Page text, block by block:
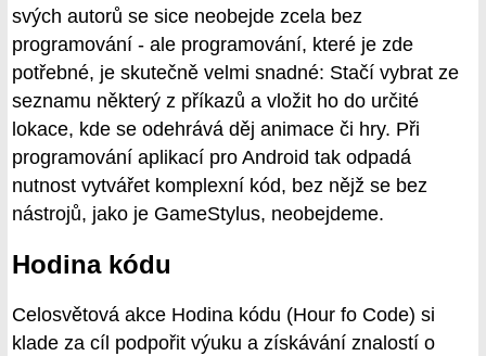
svých autorů se sice neobejde zcela bez
programování - ale programování, které je zde
potřebné, je skutečně velmi snadné: Stačí vybrat ze
seznamu některý z příkazů a vložit ho do určité
lokace, kde se odehrává děj animace či hry. Při
programování aplikací pro Android tak odpadá
nutnost vytvářet komplexní kód, bez nějž se bez
nástrojů, jako je GameStylus, neobejdeme.
Hodina kódu
Celosvětová akce Hodina kódu (Hour fo Code) si
klade za cíl podpořit výuku a získávání znalostí o